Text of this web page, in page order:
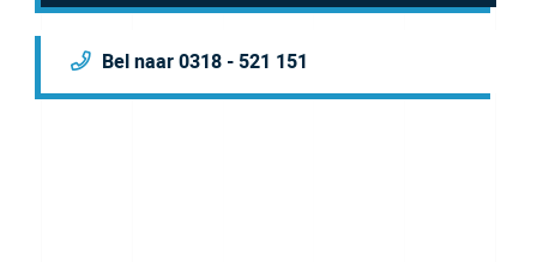
Bel naar 0318 - 521 151